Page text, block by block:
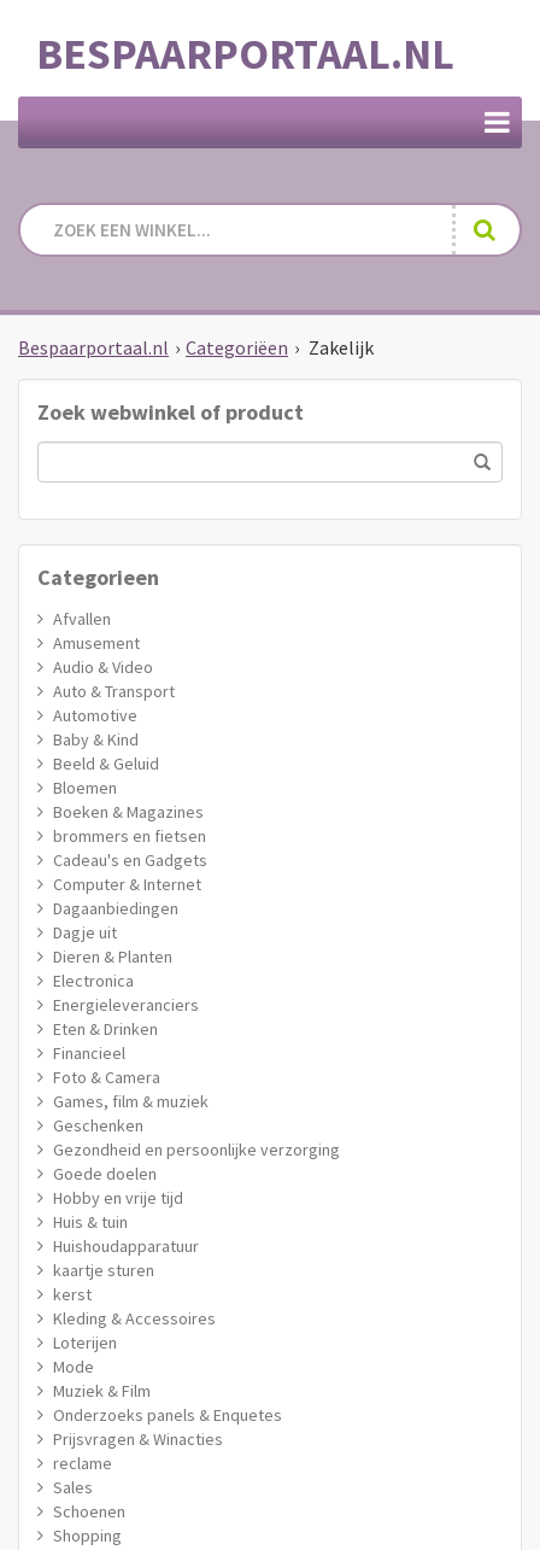
BESPAARPORTAAL.NL
Bespaarportaal.nl › Categoriëen › Zakelijk
Zoek webwinkel of product
Categorieen
Afvallen
Amusement
Audio & Video
Auto & Transport
Automotive
Baby & Kind
Beeld & Geluid
Bloemen
Boeken & Magazines
brommers en fietsen
Cadeau's en Gadgets
Computer & Internet
Dagaanbiedingen
Dagje uit
Dieren & Planten
Electronica
Energieleveranciers
Eten & Drinken
Financieel
Foto & Camera
Games, film & muziek
Geschenken
Gezondheid en persoonlijke verzorging
Goede doelen
Hobby en vrije tijd
Huis & tuin
Huishoudapparatuur
kaartje sturen
kerst
Kleding & Accessoires
Loterijen
Mode
Muziek & Film
Onderzoeks panels & Enquetes
Prijsvragen & Winacties
reclame
Sales
Schoenen
Shopping